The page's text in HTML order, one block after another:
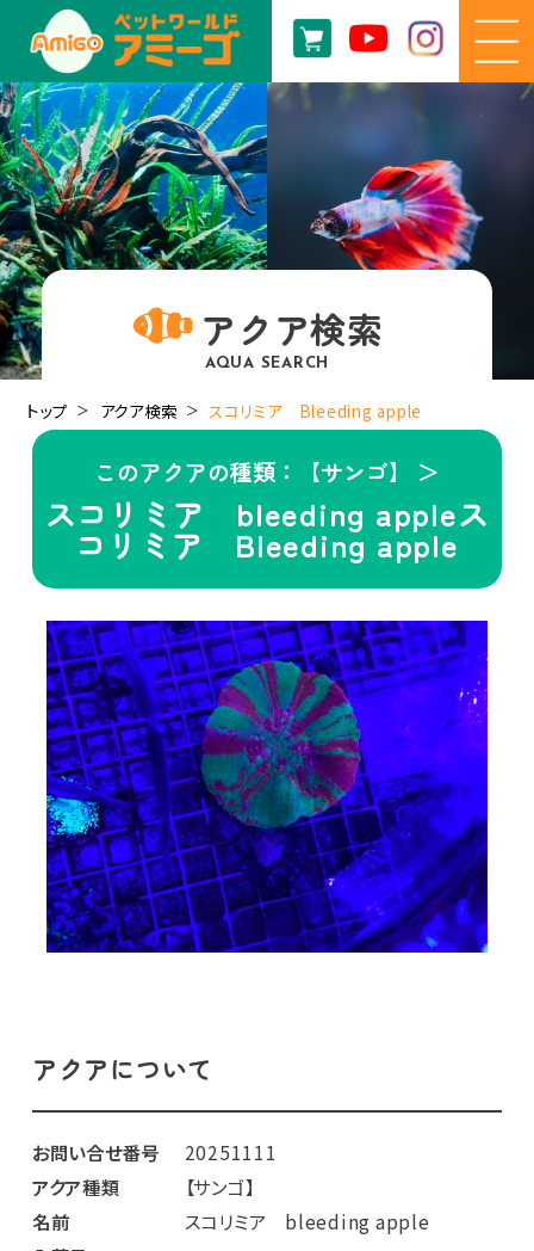
アクア検索
AQUA SEARCH
トップ アクア検索 スコリミア Bleeding apple
このアクアの種類：【サンゴ】 ＞
スコリミア bleeding appleス
コリミア Bleeding apple
アクアについて
お問い合せ番号
20251111
アクア種類
【サンゴ】
名前
スコリミア bleeding apple